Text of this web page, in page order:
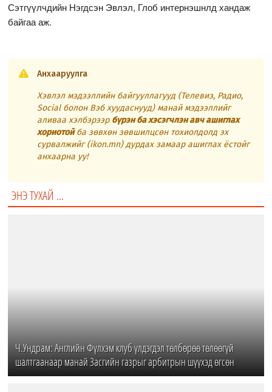
Сэтгүүлчдийн Нэгдсэн Эвлэл, Глоб интернэшнлд хандаж
байгаа аж.
Анхааруулга
Хэвлэл мэдээллийн байгууллагууд (Телевиз, Радио,
Social болон Вэб хуудаснууд) манай мэдээллийг
аливаа хэлбэрээр бүрэн ба хэсэгчлэн авч ашиглах
хориотойба зөвхөн зөвшилцсөн тохиолдолд эх
сурвалжийг (ikon.mn) дурдах замаар ашиглах ёстойг
анхаарна уу!
ЭНЭ ТУХАЙ ...
Ч.Ундрам: Английн Фүлхэм клуб үлдэгдэл төлбөрөө төлөөгүй
шалтгаанаар манай Засгийн газрыг арбитрын шүүхэд өгсөн